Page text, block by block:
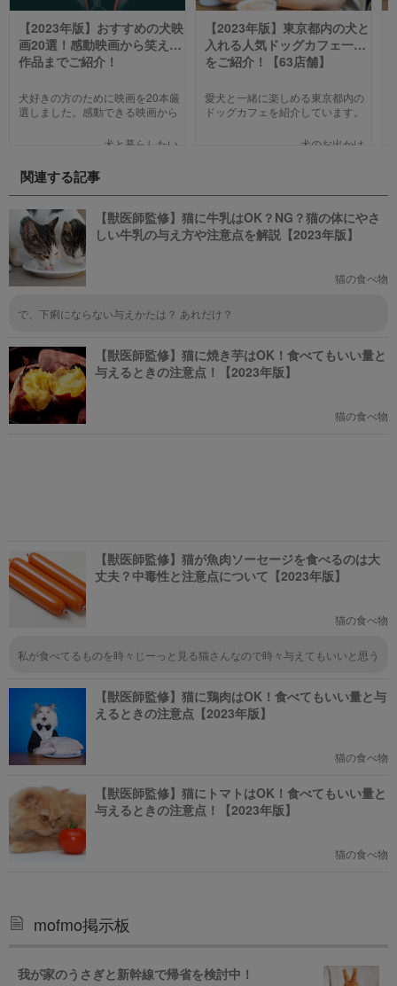
【2023年版】おすすめの犬映
画20選！感動映画から笑える
作品までご紹介！
犬好きの方のために映画を20本厳
選しました。感動できる映画から
で、犬の名作映画を邦画7本,洋画7
ぞれの映画の魅力やあらすじを短
い文章で簡潔に紹介しています。
映画選びの参考にしていただけれ
ばと思います。
犬と暮らしたい
【2023年版】東京都内の犬と
入れる人気ドッグカフェ一覧
をご紹介！【63店舗】
愛犬と一緒に楽しめる東京都内の
ドッグカフェを紹介しています。
のついでに立ち寄るのにピッタリ
ましょう！
犬のお出かけ
関連する記事
【獣医師監修】猫に牛乳はOK？NG？猫の体にやさ
しい牛乳の与え方や注意点を解説【2023年版】
猫の食べ物
で、下痢にならない与えかたは？ あれだけ？
【獣医師監修】猫に焼き芋はOK！食べてもいい量と
与えるときの注意点！【2023年版】
猫の食べ物
【獣医師監修】猫が魚肉ソーセージを食べるのは大
丈夫？中毒性と注意点について【2023年版】
猫の食べ物
私が食べてるものを時々じーっと見る猫さんなので時々与えてもいいと思う
か？
【獣医師監修】猫に鶏肉はOK！食べてもいい量と与
えるときの注意点【2023年版】
猫の食べ物
【獣医師監修】猫にトマトはOK！食べてもいい量と
与えるときの注意点！【2023年版】
猫の食べ物
mofmo掲示板
我が家のうさぎと新幹線で帰省を検討中！